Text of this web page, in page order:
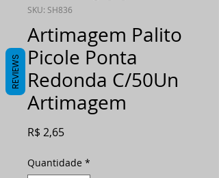
SKU: SH836
Artimagem Palito
Picole Ponta
Redonda C/50Un
Artimagem
R$ 2,65Preço
Quantidade *
REVIEWS